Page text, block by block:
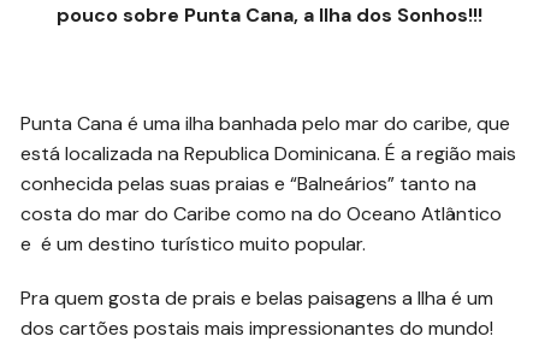
pouco sobre Punta Cana, a Ilha dos Sonhos!!!
Punta Cana é uma ilha banhada pelo mar do caribe, que
está localizada na Republica Dominicana. É a região mais
conhecida pelas suas praias e “Balneários” tanto na
costa do mar do Caribe como na do Oceano Atlântico
e é um destino turístico muito popular.
Pra quem gosta de prais e belas paisagens a Ilha é um
dos cartões postais mais impressionantes do mundo!